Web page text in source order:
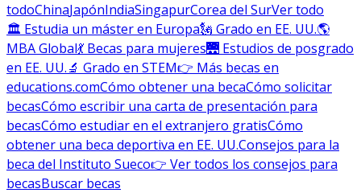
todoChinaJapónIndiaSingapurCorea del SurVer todo
🏛 Estudia un máster en Europa🗽 Grado en EE. UU.🌎
MBA Global💃 Becas para mujeres🌉 Estudios de posgrado
en EE. UU.🔬 Grado en STEM👉 Más becas en
educations.comCómo obtener una becaCómo solicitar
becasCómo escribir una carta de presentación para
becasCómo estudiar en el extranjero gratisCómo
obtener una beca deportiva en EE. UU.Consejos para la
beca del Instituto Sueco👉 Ver todos los consejos para
becasBuscar becas